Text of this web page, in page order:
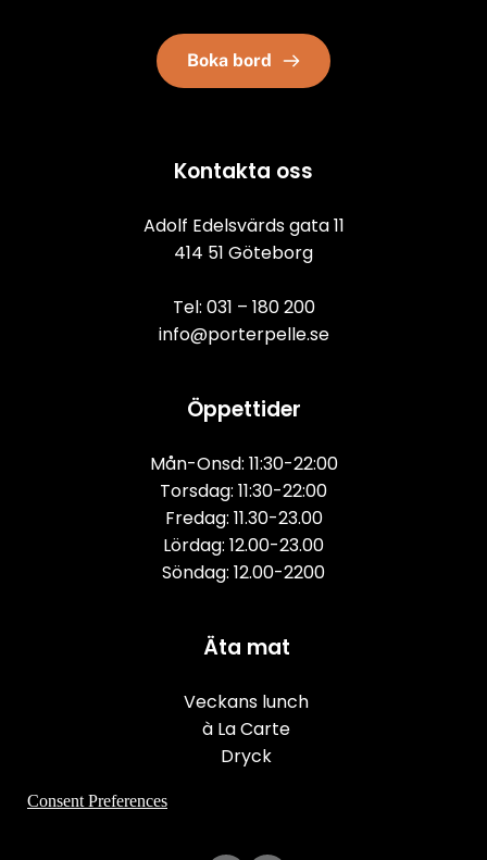
Boka bord
Kontakta oss
Adolf Edelsvärds gata 11
414 51 Göteborg
Tel: 031 – 180 200
info@porterpelle.se
Öppettider
Mån-Onsd: 11:30-22:00
Torsdag: 11:30-22:00
Fredag: 11.30-23.00
Lördag: 12.00-23.00
Söndag: 12.00-2200
Äta mat
Veckans lunch
à La Carte
Dryck
Consent Preferences